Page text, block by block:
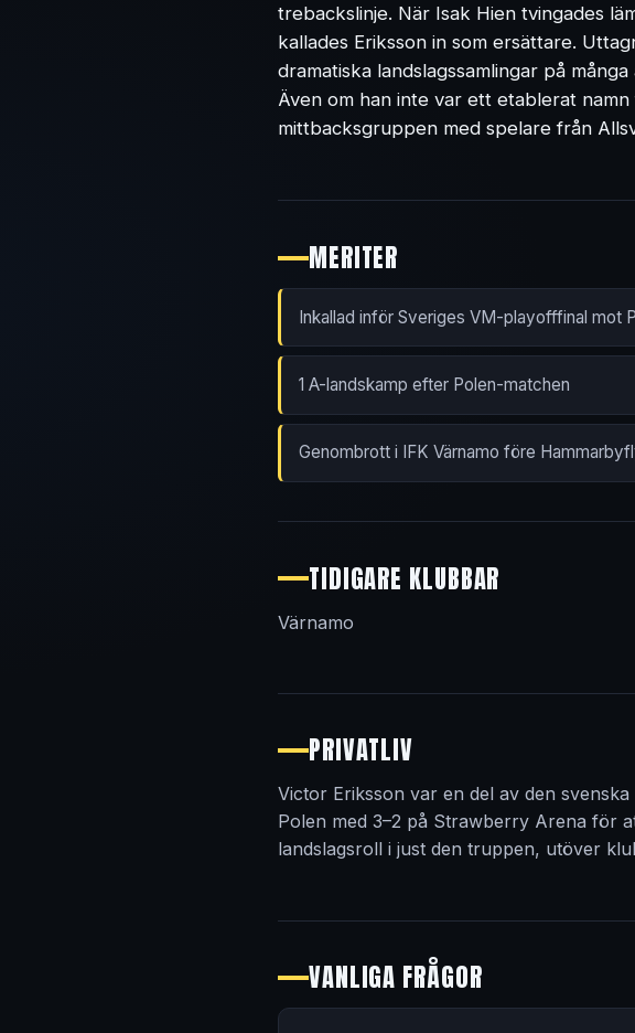
trebackslinje. När Isak Hien tvingades
kallades Eriksson in som ersättare.
dramatiska landslagssamlingar på
Även om han inte var ett etablerat
mittbacksgruppen med spelare från
MERITER
Inkallad inför Sveriges VM-playofffinal mot
1 A-landskamp efter Polen-matchen
Genombrott i IFK Värnamo före
TIDIGARE KLUBBAR
Värnamo
PRIVATLIV
Victor Eriksson var en del av den
Polen med 3–2 på Strawberry Arena för
landslagsroll i just den truppen, utöver
VANLIGA FRÅGOR